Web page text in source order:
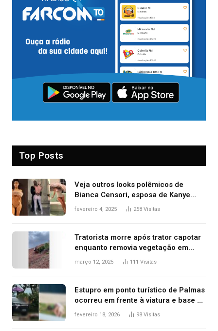
Top Posts
Veja outros looks polêmicos de
Bianca Censori, esposa de Kanye
West que apareceu nua no Grammy
fevereiro 4, 2025 258 Visitas
Tratorista morre após trator capotar
enquanto removia vegetação em
ribanceira de rodovia
março 12, 2025 111 Visitas
Estupro em ponto turístico de Palmas
ocorreu em frente à viatura e base de
segurança; polícia investiga
fevereiro 18, 2026 98 Visitas